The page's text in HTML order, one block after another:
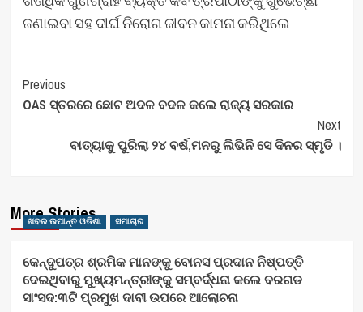
ଜଣାଇବା ସହ ଦୀର୍ଘ ନିରୋଗ ଜୀବନ କାମନା କରିଥିଲେ
Post
Navigation
Previous
OAS ସ୍ତରରେ ଛୋଟ ଅଦଳ ବଦଳ କଲେ ରାଜ୍ୟ ସରକାର
Next
ବାତ୍ୟାକୁ ପୁରିଲା ୨୪ ବର୍ଷ,ମନରୁ ଲିଭିନି ସେ ଦିନର ସ୍ମୃତି ।
More Stories
ଖବର ଉପାନ୍ତ ଓଡିଶା ସମାଚାର
କେନ୍ଦୁପତ୍ର ଶ୍ରମିକ ମାନଙ୍କୁ ବୋନସ ପ୍ରଦାନ ନିଷ୍ପତ୍ତି
ଦେଇଥିବାରୁ ମୁଖ୍ୟମନ୍ତ୍ରୀଙ୍କୁ ସମ୍ବର୍ଦ୍ଧନା କଲେ ବରଗଡ
ସାଂସଦ:୩ଟି ପ୍ରମୁଖ ଦାବୀ ଉପରେ ଆଲୋଚନା